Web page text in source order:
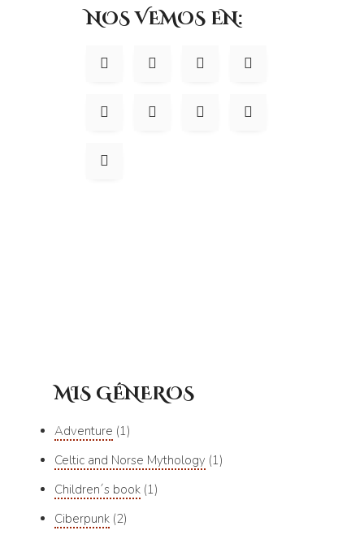
NOS VEMOS EN:
MIS GÉNEROS
Adventure 1
Celtic and Norse Mythology 1
Children´s book 1
Ciberpunk 2